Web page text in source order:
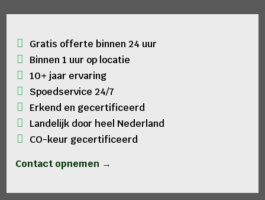
Gratis offerte binnen 24 uur
Binnen 1 uur op locatie
10+ jaar ervaring
Spoedservice 24/7
Erkend en gecertificeerd
Landelijk door heel Nederland
CO-keur gecertificeerd
Contact opnemen →